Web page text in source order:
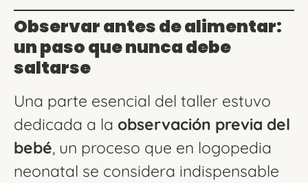
Observar antes de alimentar:
un paso que nunca debe
saltarse
Una parte esencial del taller estuvo
dedicada a la observación previa del
bebé, un proceso que en logopedia
neonatal se considera indispensable